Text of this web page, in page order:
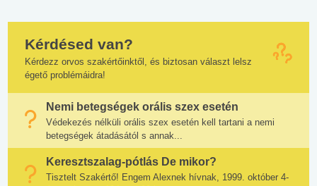
Kérdésed van?
Kérdezz orvos szakértőinktől, és biztosan választ lelsz
égető problémáidra!
Nemi betegségek orális szex esetén
Védekezés nélküli orális szex esetén kell tartani a nemi
betegségek átadásától s annak...
Keresztszalag-pótlás De mikor?
Tisztelt Szakértő! Engem Alexnek hívnak, 1999. október 4-